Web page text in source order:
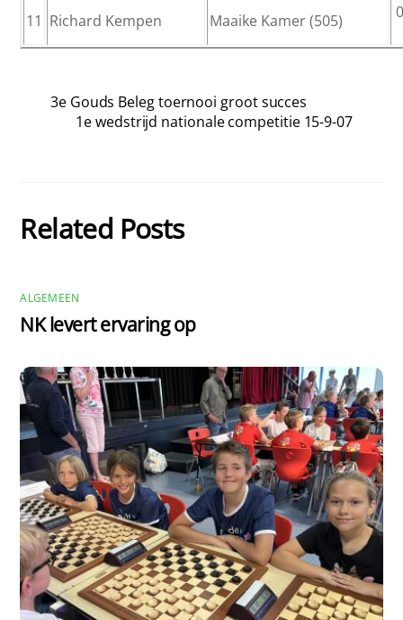
11 Richard Kempen Maaike Kamer (505)
3e Gouds Beleg toernooi groot succes
1e wedstrijd nationale competitie 15-9-07
Related Posts
ALGEMEEN
NK levert ervaring op